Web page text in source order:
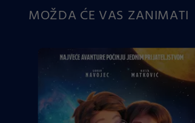
MOŽDA ĆE VAS ZANIMATI